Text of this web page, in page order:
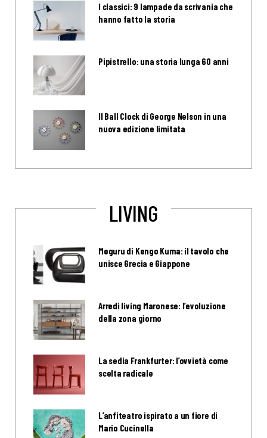
I classici: 9 lampade da scrivania che
hanno fatto la storia
Pipistrello: una storia lunga 60 anni
Il Ball Clock di George Nelson in una
nuova edizione limitata
LIVING
Meguru di Kengo Kuma: il tavolo che
unisce Grecia e Giappone
Arredi living Maronese: l’evoluzione
della zona giorno
La sedia Frankfurter: l’ovvietà come
scelta radicale
L’anfiteatro ispirato a un fiore di
Mario Cucinella